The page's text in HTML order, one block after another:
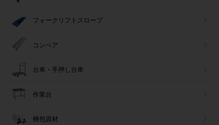
フォークリフトスロープ
コンベア
台車・手押し台車
作業台
梱包資材